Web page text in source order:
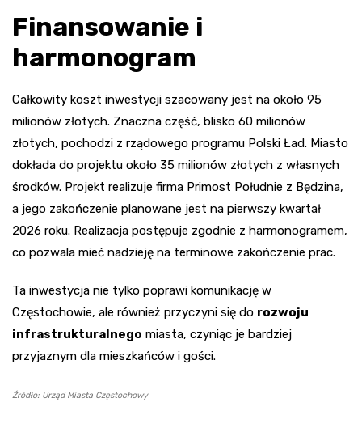
Finansowanie i
harmonogram
Całkowity koszt inwestycji szacowany jest na około 95
milionów złotych. Znaczna część, blisko 60 milionów
złotych, pochodzi z rządowego programu Polski Ład. Miasto
dokłada do projektu około 35 milionów złotych z własnych
środków. Projekt realizuje firma Primost Południe z Będzina,
a jego zakończenie planowane jest na pierwszy kwartał
2026 roku. Realizacja postępuje zgodnie z harmonogramem,
co pozwala mieć nadzieję na terminowe zakończenie prac.
Ta inwestycja nie tylko poprawi komunikację w
Częstochowie, ale również przyczyni się do rozwoju
infrastrukturalnego miasta, czyniąc je bardziej
przyjaznym dla mieszkańców i gości.
Źródło: Urząd Miasta Częstochowy